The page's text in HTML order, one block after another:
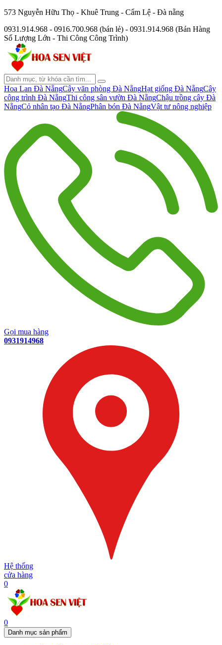
573 Nguyễn Hữu Thọ - Khuê Trung - Cẩm Lệ - Đà nẵng
0931.914.968 - 0916.700.968 (bán lẻ) - 0931.914.968 (Bán Hàng
Số Lượng Lớn - Thi Công Công Trình)
Hoa Lan Đà NẵngCây văn phòng Đà NẵngHạt giống Đà NẵngCây
công trình Đà NẵngThi công sân vườn Đà NẵngChậu trồng cây Đà
NẵngCỏ nhân tạo Đà NẵngPhân bón Đà NẵngVật tư nông nghiệp
Gọi mua hàng
0931914968
Hệ thống
cửa hàng
0
0
Danh mục sản phẩm